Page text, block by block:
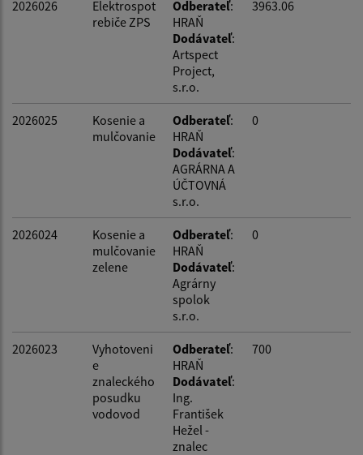
2026026
Elektrospot
rebiče ZPS
Odberateľ:
HRAŇ
Dodávateľ:
Artspect
Project,
s.r.o.
3963.06
2026025
Kosenie a
mulčovanie
Odberateľ:
HRAŇ
Dodávateľ:
AGRÁRNA A
ÚČTOVNÁ
s.r.o.
0
2026024
Kosenie a
mulčovanie
zelene
Odberateľ:
HRAŇ
Dodávateľ:
Agrárny
spolok
s.r.o.
0
2026023
Vyhotoveni
e
znaleckého
posudku
vodovod
Odberateľ:
HRAŇ
Dodávateľ:
Ing.
František
Hežel -
znalec
700